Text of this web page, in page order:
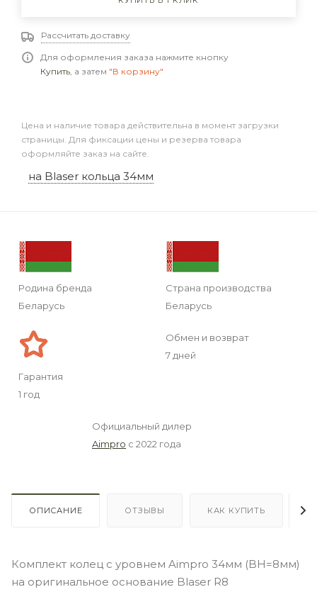
Рассчитать доставку
Для оформления заказа нажмите кнопку
Купить, а затем "В корзину"
Цена и наличие товара действительна в момент загрузки
страницы. Для фиксации цены и резерва товара
оформляйте заказ на сайте.
на Blaser кольца 34мм
Родина бренда
Беларусь
Страна производства
Беларусь
Гарантия
1 год
Обмен и возврат
7 дней
Официальный дилер
Aimpro с 2022 года
ОПИСАНИЕ ОТЗЫВЫ КАК КУПИТЬ
Комплект колец с уровнем Aimpro 34мм (BH=8мм)
на оригинальное основание Blaser R8